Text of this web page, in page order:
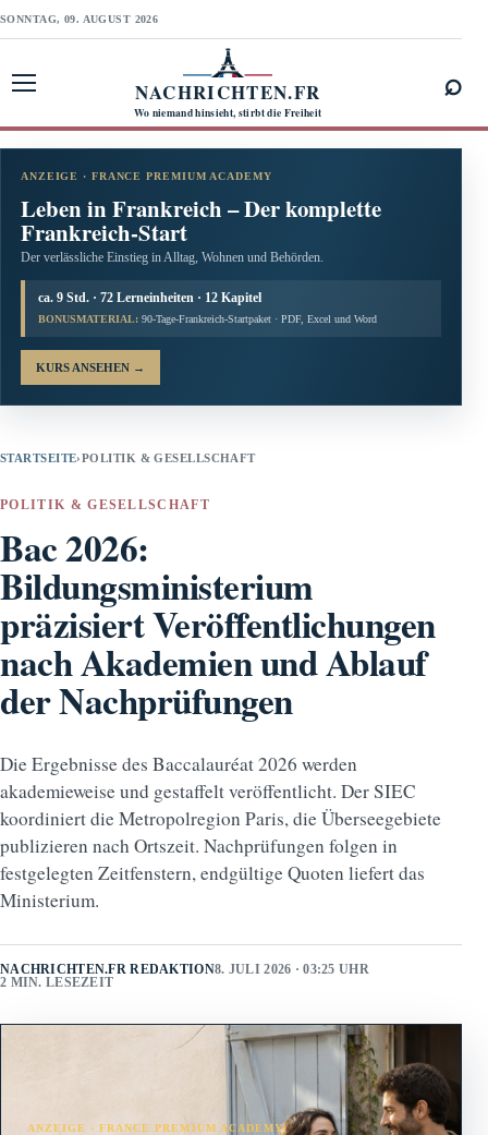
SONNTAG, 09. AUGUST 2026
NACHRICHTEN.FR
Wo niemand hinsieht, stirbt die Freiheit
⌕
ANZEIGE · FRANCE PREMIUM ACADEMY
Leben in Frankreich – Der komplette
Frankreich-Start
Der verlässliche Einstieg in Alltag, Wohnen und Behörden.
ca. 9 Std. · 72 Lerneinheiten · 12 Kapitel
BONUSMATERIAL: 90-Tage-Frankreich-Startpaket · PDF, Excel und Word
KURS ANSEHEN →
STARTSEITE›POLITIK & GESELLSCHAFT
POLITIK & GESELLSCHAFT
Bac 2026:
Bildungsministerium
präzisiert Veröffentlichungen
nach Akademien und Ablauf
der Nachprüfungen
Die Ergebnisse des Baccalauréat 2026 werden
akademieweise und gestaffelt veröffentlicht. Der SIEC
koordiniert die Metropolregion Paris, die Überseegebiete
publizieren nach Ortszeit. Nachprüfungen folgen in
festgelegten Zeitfenstern, endgültige Quoten liefert das
Ministerium.
NACHRICHTEN.FR REDAKTION8. JULI 2026 · 03:25 UHR
2 MIN. LESEZEIT
ANZEIGE · FRANCE PREMIUM ACADEMY